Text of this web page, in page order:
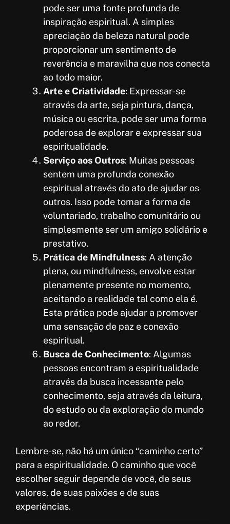
pode ser uma fonte profunda de
inspiração espiritual. A simples
apreciação da beleza natural pode
proporcionar um sentimento de
reverência e maravilha que nos conecta
ao todo maior.
Arte e Criatividade: Expressar-se
através da arte, seja pintura, dança,
música ou escrita, pode ser uma forma
poderosa de explorar e expressar sua
espiritualidade.
Serviço aos Outros: Muitas pessoas
sentem uma profunda conexão
espiritual através do ato de ajudar os
outros. Isso pode tomar a forma de
voluntariado, trabalho comunitário ou
simplesmente ser um amigo solidário e
prestativo.
Prática de Mindfulness: A atenção
plena, ou mindfulness, envolve estar
plenamente presente no momento,
aceitando a realidade tal como ela é.
Esta prática pode ajudar a promover
uma sensação de paz e conexão
espiritual.
Busca de Conhecimento: Algumas
pessoas encontram a espiritualidade
através da busca incessante pelo
conhecimento, seja através da leitura,
do estudo ou da exploração do mundo
ao redor.
Lembre-se, não há um único “caminho certo”
para a espiritualidade. O caminho que você
escolher seguir depende de você, de seus
valores, de suas paixões e de suas
experiências.